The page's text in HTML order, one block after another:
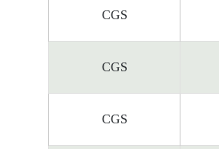
CGS
CGS
CGS